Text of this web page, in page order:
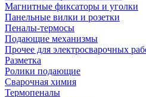
Магнитные фиксаторы и уголки
Панельные вилки и розетки
Пеналы-термосы
Подающие механизмы
Прочее для электросварочных
Разметка
Ролики подающие
Сварочная химия
Термопеналы